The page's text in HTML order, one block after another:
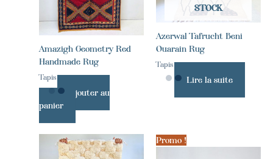
Amazigh Geometry Red
Handmade Rug
Tapis
Ajouter au
panier
STOCK
Azerwal Tafrucht Beni
Ouarain Rug
Tapis
Lire la suite
Promo !